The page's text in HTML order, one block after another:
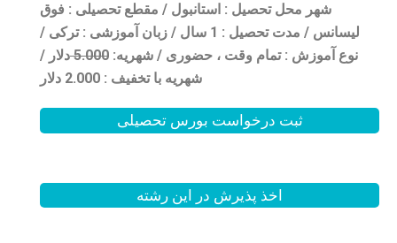
/ مقطع تحصیلی : فوق
/ مدت تحصیل : 1 سال / زبان آموزشی : ترکی /
حضوری /شهریه: 5.00 0
دلار /